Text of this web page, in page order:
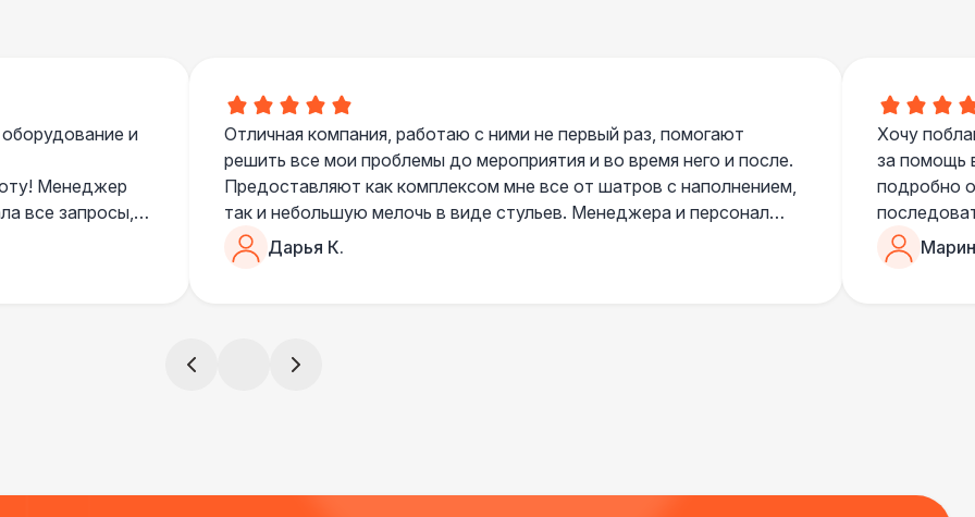
и
Менеджер
все запросы,
тревоги
Отличная компания, работаю с ними не первый раз, помогают
решить все мои проблемы до мероприятия и во время него и после.
Предоставляют как комплексом мне все от шатров с наполнением,
так и небольшую мелочь в виде стульев. Менеджера и персонал
очень понимающий, честный всегда подскажут что лучше взять и
чем дополнить праздник. Очень люблю работать именно с ними,
Дарья К.
Хочу
за помощь
подробно
Романом,
«Рука с